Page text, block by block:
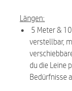
Längen:
5 Meter &
verstellbar,
du die Leine
Bedürfnisse